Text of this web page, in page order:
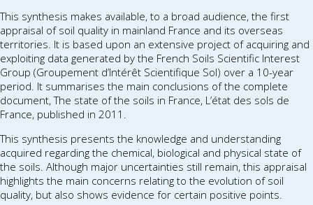
This synthesis makes available, to a broad audience, the first
appraisal of soil quality in mainland France and its overseas
territories. It is based upon an extensive project of acquiring and
exploiting data generated by the French Soils Scientific Interest
Group (Groupement d’Intérêt Scientifique Sol) over a 10-year
period. It summarises the main conclusions of the complete
document, The state of the soils in France, L’état des sols de
France, published in 2011.
This synthesis presents the knowledge and understanding
acquired regarding the chemical, biological and physical state of
the soils. Although major uncertainties still remain, this appraisal
highlights the main concerns relating to the evolution of soil
quality, but also shows evidence for certain positive points.